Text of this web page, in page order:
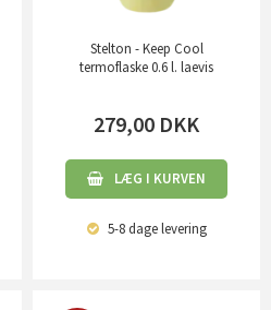
Stelton - Keep Cool
termoflaske 0.6 l. laevis
279,00 DKK
LÆG I KURVEN
5-8 dagelevering